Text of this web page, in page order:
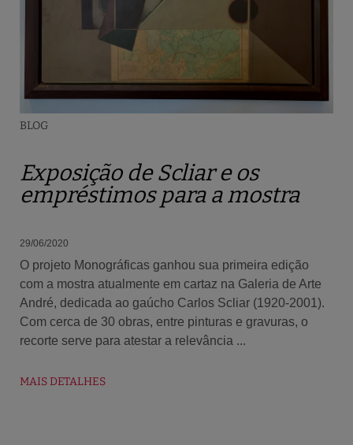
BLOG
Exposição de Scliar e os
empréstimos para a mostra
29/06/2020
O projeto Monográficas ganhou sua primeira edição
com a mostra atualmente em cartaz na Galeria de Arte
André, dedicada ao gaúcho Carlos Scliar (1920-2001).
Com cerca de 30 obras, entre pinturas e gravuras, o
recorte serve para atestar a relevância ...
MAIS DETALHES